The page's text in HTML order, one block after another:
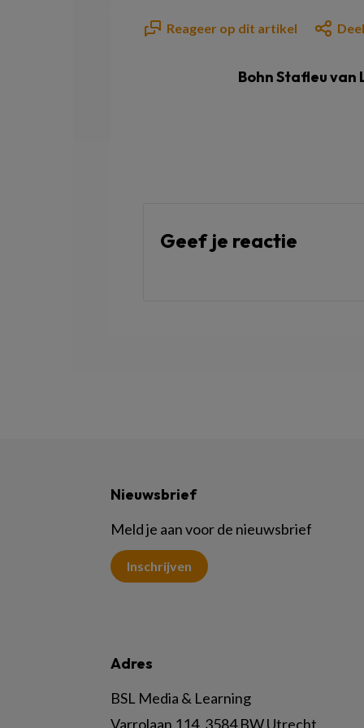
Reageer op dit artikel
Bohn Stafleu van
Geef je reactie
Nieuwsbrief
Meld je aan voor de nieuwsbrief
Inschrijven
Adres
BSL Media & Learning
Varrolaan 114, 3584 BW Utrecht